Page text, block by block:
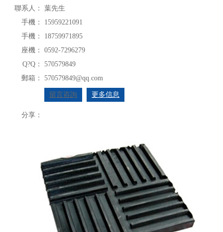
聯系人：
葉先生
手機：
15959221091
手機：
18759971895
座機：
0592-7296279
Q?Q：
570579849
郵箱：
570579849@qq.com
留言咨詢 更多信息
分享：